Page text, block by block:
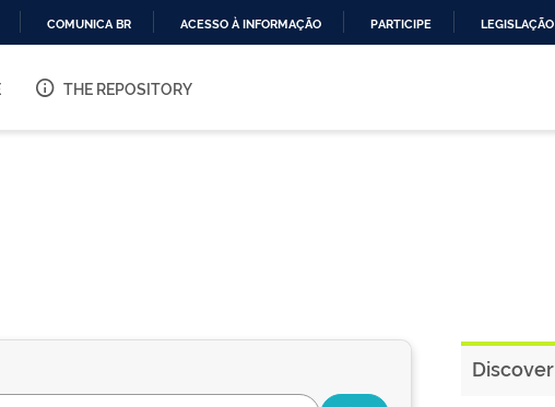
O
COMUNICA BR ACESSO À INFORMAÇÃO PARTICIPE LEGISLAÇÃO
THE REPOSITORY
Discover